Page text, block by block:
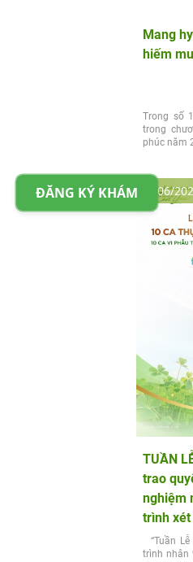
Mang
hiếm
Trong số
trong
phúc năm
TUẦN
trao
nghiệm
trình
“Tuần
trình nhân
23/06/
ĐĂNG KÝ KHÁM